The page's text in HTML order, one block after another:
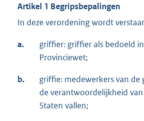
Artikel 1 Begripsbepalingen
In deze verordening wordt
a.
griffier: griffier als bedoeld
Provinciewet;
b.
griffie: medewerkers van
de verantwoordelijkheid
Staten vallen;